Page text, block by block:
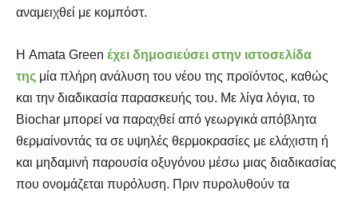
αναμειχθεί με κομπόστ.
Η Amata Green έχει δημοσιεύσει στην ιστοσελίδα
της μία πλήρη ανάλυση του νέου της προϊόντος, καθώς
και την διαδικασία παρασκευής του. Με λίγα λόγια, το
Biochar μπορεί να παραχθεί από γεωργικά απόβλητα
θερμαίνοντάς τα σε υψηλές θερμοκρασίες με ελάχιστη ή
και μηδαμινή παρουσία οξυγόνου μέσω μιας διαδικασίας
που ονομάζεται πυρόλυση. Πριν πυρολυθούν τα